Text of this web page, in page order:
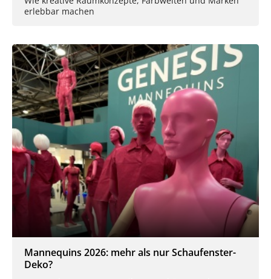
erlebbar machen
Mannequins 2026: mehr als nur Schaufenster-
Deko?